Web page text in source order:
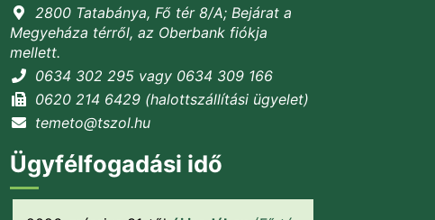
2800 Tatabánya, Fő tér 8/A; Bejárat a
Megyeháza térről, az Oberbank fiókja
mellett.
0634 302 295 vagy 0634 309 166
0620 214 6429 (halottszállítási ügyelet)
temeto@tszol.hu
Ügyfélfogadási idő